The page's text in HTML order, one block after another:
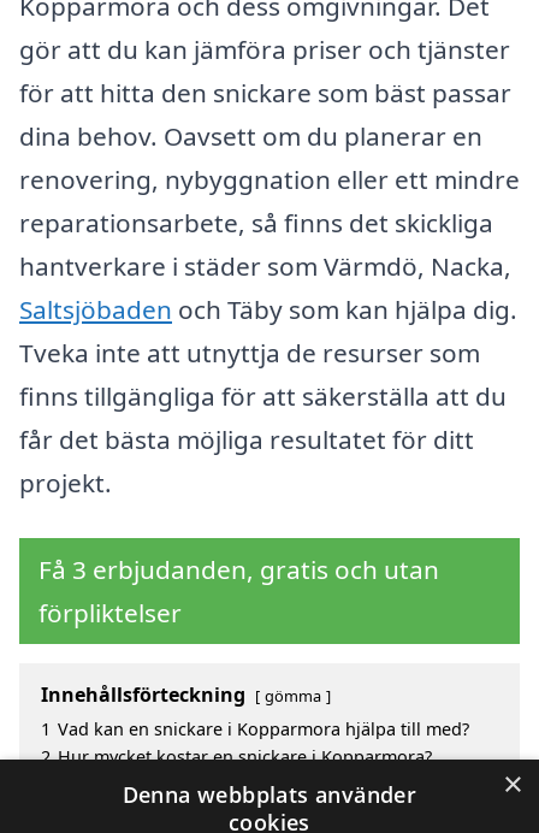
gör att du kan jämföra priser och tjänster
för att hitta den snickare som bäst passar
dina behov. Oavsett om du planerar en
renovering, nybyggnation eller ett mindre
reparationsarbete, så finns det skickliga
hantverkare i städer som Värmdö, Nacka,
Saltsjöbaden och Täby som kan hjälpa dig.
Tveka inte att utnyttja de resurser som
finns tillgängliga för att säkerställa att du
får det bästa möjliga resultatet för ditt
projekt.
Få 3 erbjudanden, gratis och utan
förpliktelser
Innehållsförteckning gömma
1 Vad kan en snickare i Kopparmora hjälpa till med?
2 Hur mycket kostar en snickare i Kopparmora?
Fördelar med att välja snickare i Kopparmora
Sök efter en snickare i de omgivande städerna
×
Denna webbplats använder
cookies